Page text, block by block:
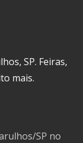
SP. Feiras,
mais.
SP no